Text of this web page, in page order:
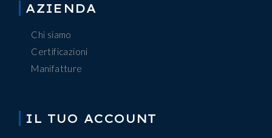
AZIENDA
Chi siamo
Certificazioni
Manifatture
IL TUO ACCOUNT